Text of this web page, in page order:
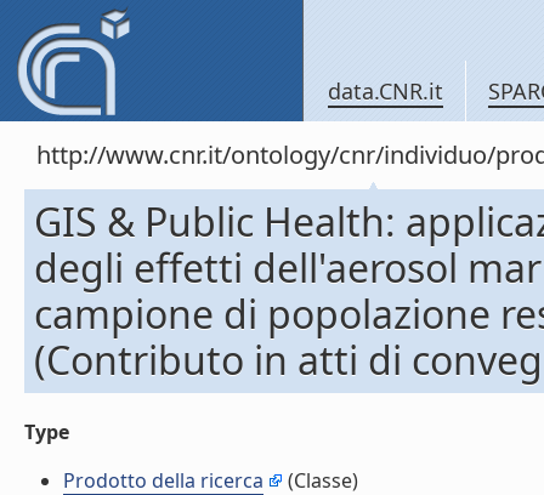
data.CNR.it
http://www.cnr.it/ontology/cnr/individuo/
GIS & Public Health:
degli effetti dell'aerosol
campione di popolazione
(Contributo in atti di
Type
Prodotto della ricerca
(Classe)